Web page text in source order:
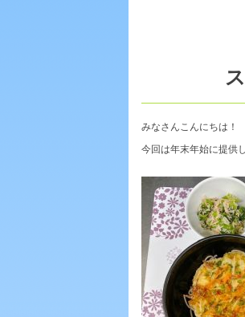
みなさんこんにちは！
今回は年末年始に提供